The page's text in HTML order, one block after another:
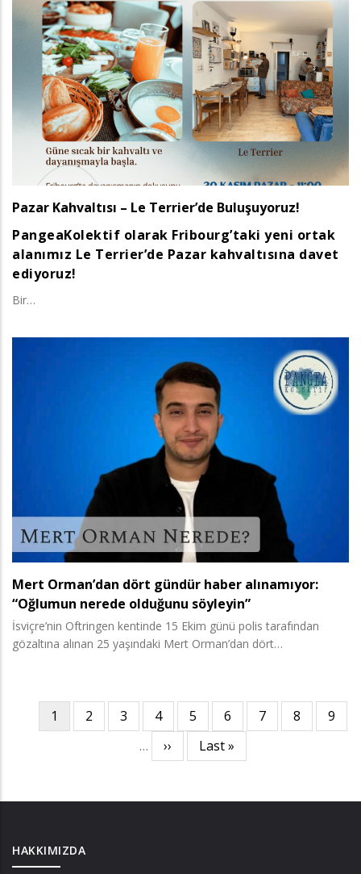
Pazar Kahvaltısı – Le Terrier’de Buluşuyoruz!
PangeaKolektif olarak Fribourg’taki yeni ortak
alanımız Le Terrier’de Pazar kahvaltısına davet
ediyoruz!
Bir…
Mert Orman’dan dört gündür haber alınamıyor:
“Oğlumun nerede olduğunu söyleyin”
İsviçre’nin Oftringen kentinde 15 Ekim günü polis tarafından
gözaltına alınan 25 yaşındaki Mert Orman’dan dört…
Sayfalama
Şu
an
1 Page
2 Page
3 Page
4 Page
5 Page
6 Page
7 Page
8 Page
9
…
Sonraki
sayfa
››
Son
sayfa
Last »
HAKKIMIZDA